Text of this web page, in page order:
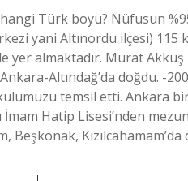
Türk boyu? Nüfusun
yani Altınordu ilçesi) 115
yer almaktadır. Murat Akkuş
Ankara-Altındağ’da doğdu. -
temsil etti. Ankara
Hatip Lisesi’nden
Beşkonak,